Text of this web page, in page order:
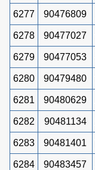
6277 90476809
6278 90477027
6279 90477053
6280 90479480
6281 90480629
6282 90481134
6283 90481401
6284 90483457